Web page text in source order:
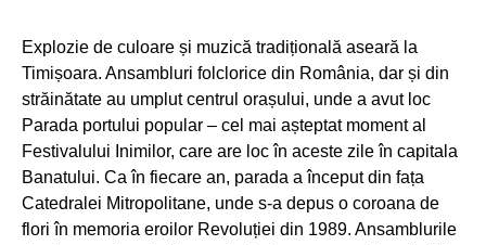
Explozie de culoare și muzică tradițională aseară la
Timișoara. Ansambluri folclorice din România, dar și din
străinătate au umplut centrul orașului, unde a avut loc
Parada portului popular – cel mai așteptat moment al
Festivalului Inimilor, care are loc în aceste zile în capitala
Banatului. Ca în fiecare an, parada a început din fața
Catedralei Mitropolitane, unde s-a depus o coroana de
flori în memoria eroilor Revoluției din 1989. Ansamblurile